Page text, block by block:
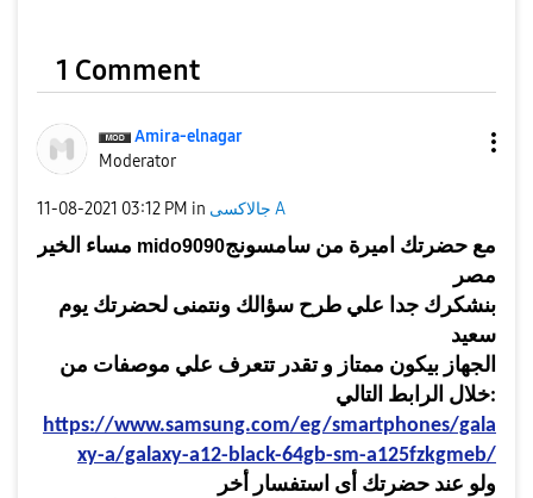
1 Comment
Amira-elnagar
Moderator
‎11-08-2021 03:12 PM in جالاكسى A
مساء الخير mido9090 مع حضرتك اميرة من سامسونج
مصر
بنشكرك جدا علي طرح سؤالك ونتمنى لحضرتك يوم
سعيد
الجهاز بيكون ممتاز و تقدر تتعرف علي موصفات من
خلال الرابط التالي:
https://www.samsung.com/eg/smartphones/gala
xy-a/galaxy-a12-black-64gb-sm-a125fzkgmeb/
ولو عند حضرتك أى استفسار أخر